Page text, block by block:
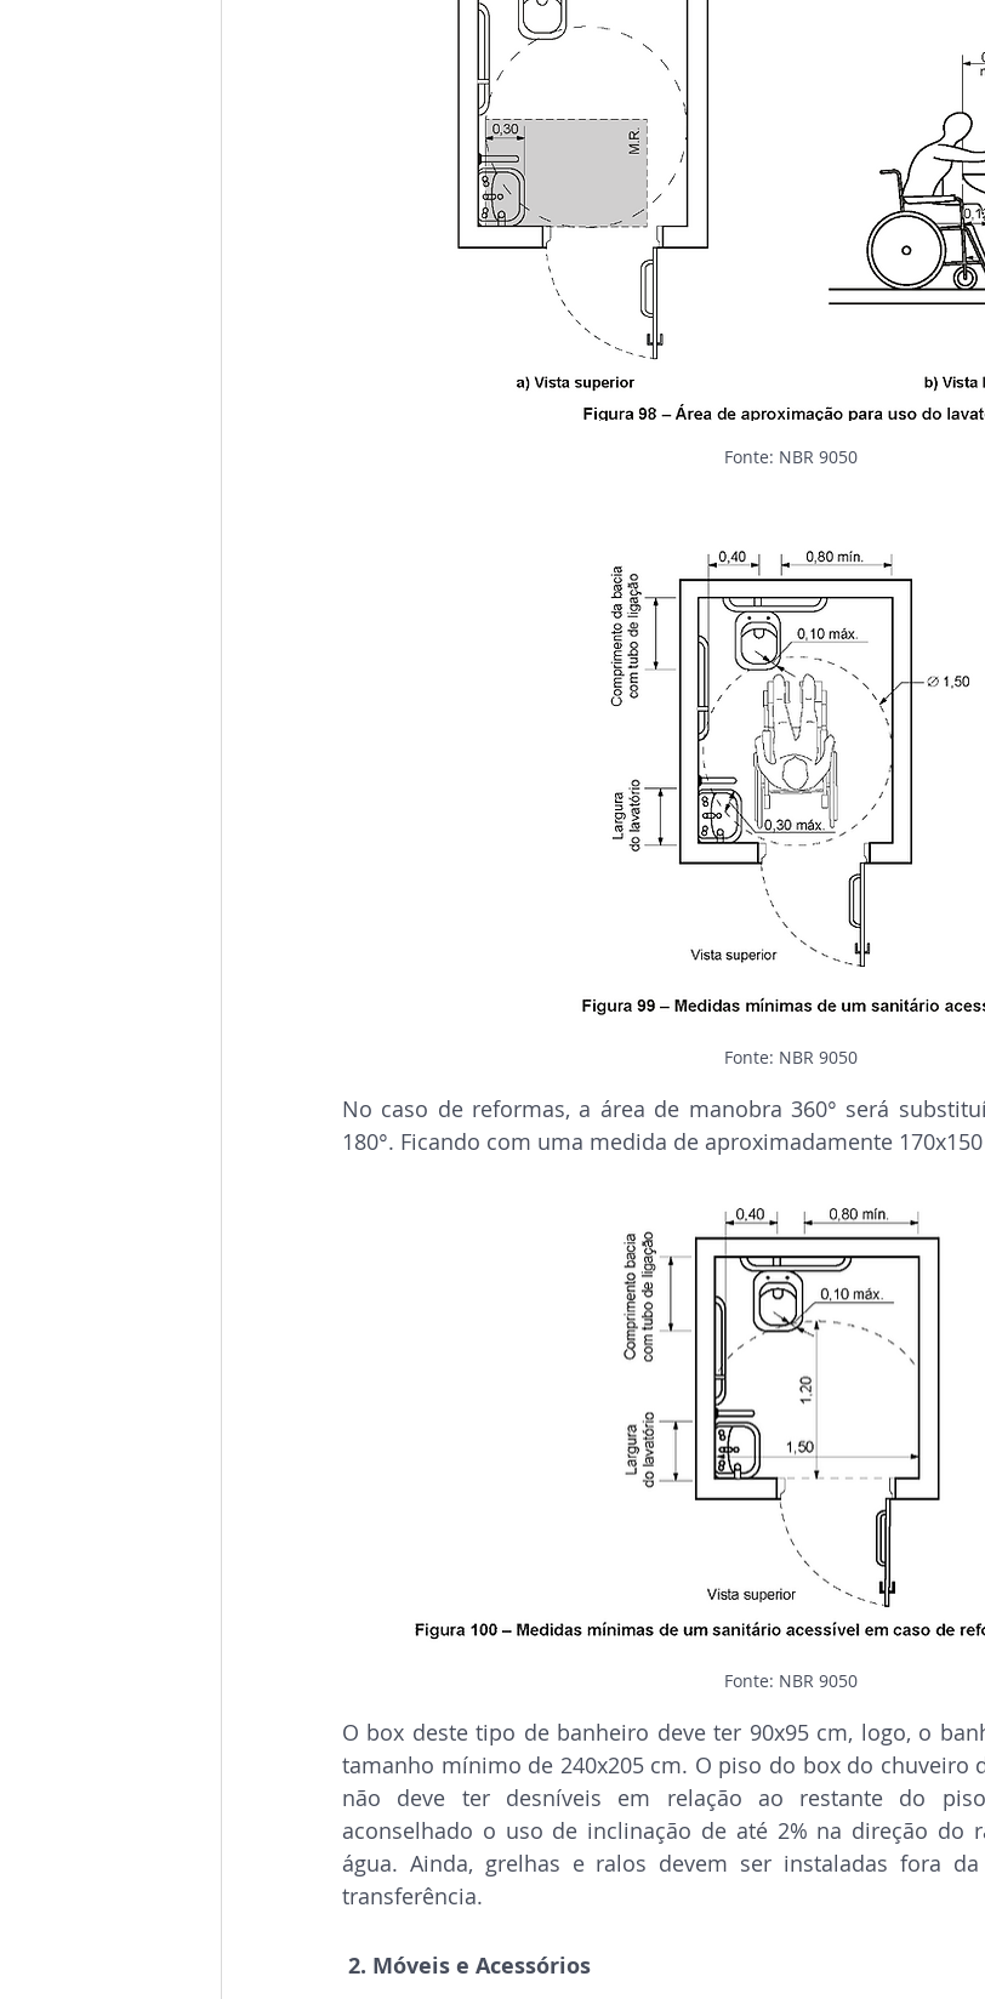
Fonte: NBR 9050
Fonte: NBR 9050
No caso de reformas, a área de manobra 360° será
180°. Ficando com uma medida de aproximadamente
Fonte: NBR 9050
O box deste tipo de banheiro deve ter 90x95 cm, logo, o
tamanho mínimo de 240x205 cm. O piso do box do chuveiro
não deve ter desníveis em relação ao restante do
aconselhado o uso de inclinação de até 2% na direção do
água. Ainda, grelhas e ralos devem ser instaladas fora
transferência.
2. Móveis e Acessórios